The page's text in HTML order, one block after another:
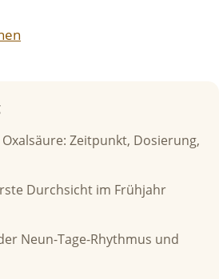
Zeitpunkt, Dosierung,
Durchsicht im Frühjahr
Neun-Tage-Rhythmus und